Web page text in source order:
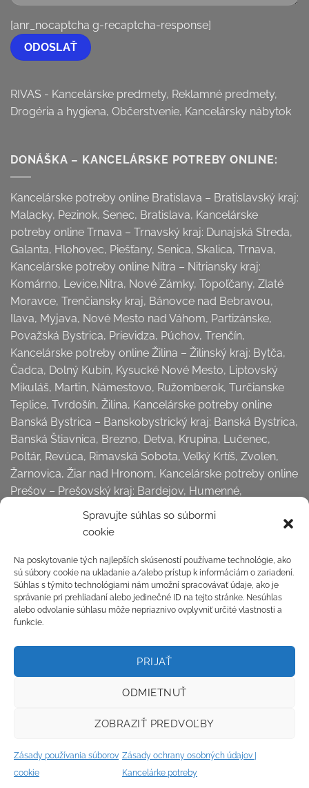
Spravujte súhlas so súbormi
cookie
Na poskytovanie tých najlepších skúseností používame technológie, ako
sú súbory cookie na ukladanie a/alebo prístup k informáciám o zariadení.
Súhlas s týmito technológiami nám umožní spracovávať údaje, ako je
správanie pri prehliadaní alebo jedinečné ID na tejto stránke. Nesúhlas
alebo odvolanie súhlasu môže nepriaznivo ovplyvniť určité vlastnosti a
funkcie.
PRIJAŤ
ODMIETNUŤ
ZOBRAZIŤ PREDVOĽBY
Zásady používania súborov
cookie
Zásady ochrany osobných údajov |
Kancelárke potreby
[anr_nocaptcha g-recaptcha-response]
RIVAS - Kancelárske predmety, Reklamné predmety,
Drogéria a hygiena, Občerstvenie, Kancelársky nábytok
DONÁŠKA – KANCELÁRSKE POTREBY ONLINE:
Kancelárske potreby online Bratislava – Bratislavský kraj:
Malacky, Pezinok, Senec, Bratislava, Kancelárske
potreby online Trnava – Trnavský kraj: Dunajská Streda,
Galanta, Hlohovec, Piešťany, Senica, Skalica, Trnava,
Kancelárske potreby online Nitra – Nitriansky kraj:
Komárno, Levice,Nitra, Nové Zámky, Topoľčany, Zlaté
Moravce, Trenčiansky kraj, Bánovce nad Bebravou,
Ilava, Myjava, Nové Mesto nad Váhom, Partizánske,
Považská Bystrica, Prievidza, Púchov, Trenčín,
Kancelárske potreby online Žilina – Žilinský kraj: Bytča,
Čadca, Dolný Kubín, Kysucké Nové Mesto, Liptovský
Mikuláš, Martin, Námestovo, Ružomberok, Turčianske
Teplice, Tvrdošín, Žilina, Kancelárske potreby online
Banská Bystrica – Banskobystrický kraj: Banská Bystrica,
Banská Štiavnica, Brezno, Detva, Krupina, Lučenec,
Poltár, Revúca, Rimavská Sobota, Veľký Krtíš, Zvolen,
Žarnovica, Žiar nad Hronom, Kancelárske potreby online
Prešov – Prešovský kraj: Bardejov, Humenné,
Medzilaborce, Poprad, Prešov, Sabinov, Snina, Stará
Kancelárske potreby online Košice – Košický kraj:
Gelnica, Košice okolie, Michalovce, Rožňava, Sobrance,
Spišská Nová Ves, Trebišov, Košice . . . a všetky dediny a
ostatné miesta na Slovensku.
Copyright 2026 ©Flatsome Theme